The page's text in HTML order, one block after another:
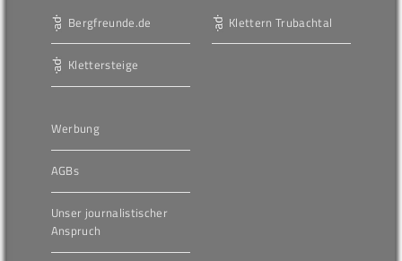
Bergfreunde.de
Klettersteige
Klettern Trubachtal
Werbung
AGBs
Unser journalistischer
Anspruch